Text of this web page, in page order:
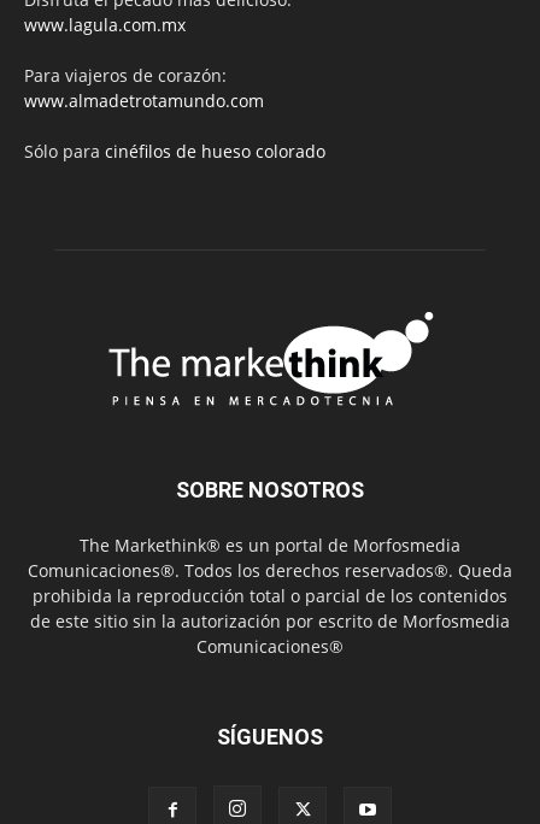
www.lagula.com.mx
Para viajeros de corazón:
www.almadetrotamundo.com
Sólo para cinéfilos de hueso colorado
SOBRE NOSOTROS
The Markethink® es un portal de Morfosmedia
Comunicaciones®. Todos los derechos reservados®. Queda
prohibida la reproducción total o parcial de los contenidos
de este sitio sin la autorización por escrito de Morfosmedia
Comunicaciones®
SÍGUENOS